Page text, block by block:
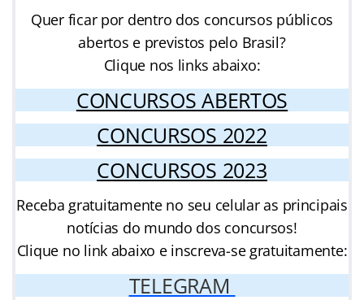
Quer ficar por dentro dos concursos públicos
abertos e previstos pelo Brasil?
Clique nos links abaixo:
CONCURSOS ABERTOS
CONCURSOS 2022
CONCURSOS 2023
Receba gratuitamente no seu celular as principais
notícias do mundo dos concursos!
Clique no link abaixo e inscreva-se gratuitamente:
TELEGRAM